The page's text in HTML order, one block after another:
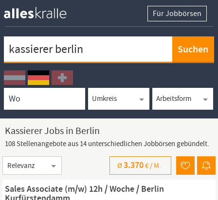
Für Jobbörsen
Ortssuche
Umkreissuche
Arbeitsform
Kassierer Jobs in Berlin
108 Stellenangebote aus 14 unterschiedlichen Jobbörsen gebündelt.
Sortierung
Ø3.370€ / M.
Sales Associate (m/w) 12h / Woche / Berlin